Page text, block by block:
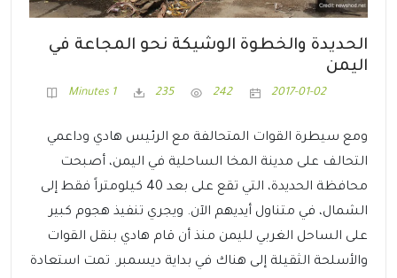
الحديدة والخطوة الوشيكة نحو المجاعة في
اليمن
2017-01-02
242
235
1 Minutes
ومع سيطرة القوات المتحالفة مع الرئيس هادي وداعمي
التحالف على مدينة المخا الساحلية في اليمن، أصبحت
محافظة الحديدة، التي تقع على بعد 40 كيلومتراً فقط إلى
الشمال، في متناول أيديهم الآن. ويجري تنفيذ هجوم كبير
على الساحل الغربي لليمن منذ أن قام هادي بنقل القوات
والأسلحة الثقيلة إلى هناك في بداية ديسمبر. تمت استعادة